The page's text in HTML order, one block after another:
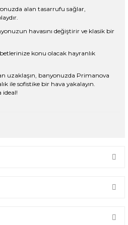
alan tasarrufu sağlar,
havasını değiştirir ve klasik bir
konu olacak hayranlık
uzaklaşın, banyonuzda Primanova
ile sofistike bir hava yakalayın.
ideal!
başkalarının doğru seçim